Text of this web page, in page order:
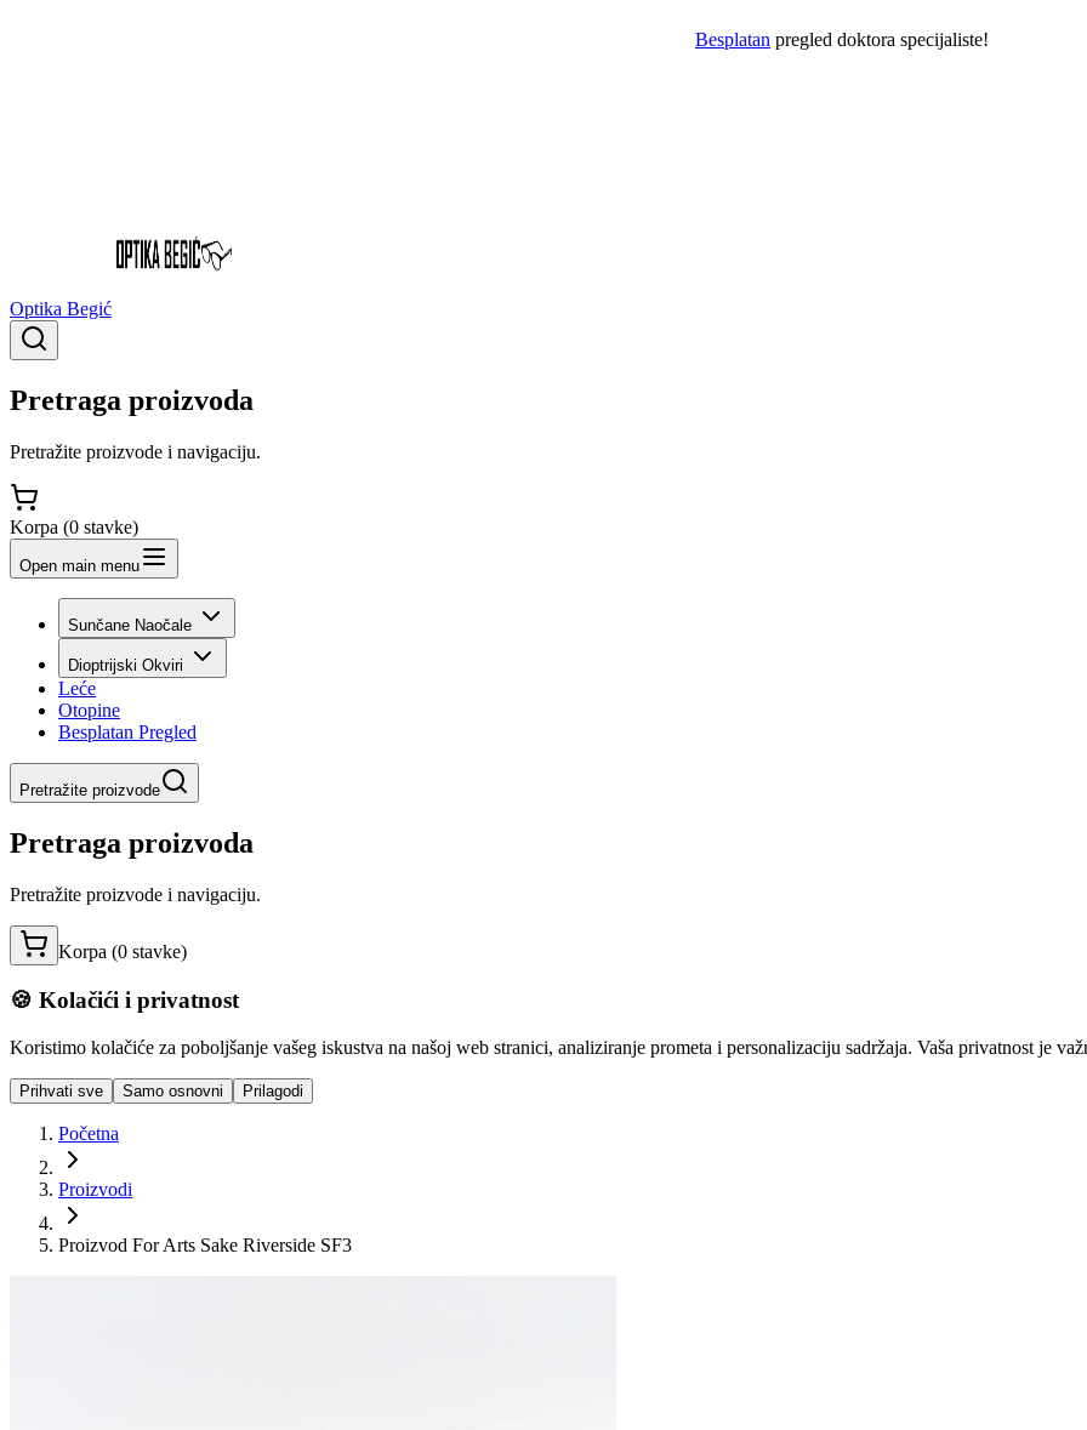
pregled doktora specijaliste!
Optika Begić
Pretraga proizvoda
Pretražite proizvode i navigaciju.
Korpa (0 stavke)
Open main menu
Sunčane Naočale
Dioptrijski Okviri
Leće
Otopine
Besplatan Pregled
Pretražite proizvode
Pretraga proizvoda
Pretražite proizvode i navigaciju.
Korpa (0 stavke)
🍪 Kolačići i privatnost
Koristimo kolačiće za poboljšanje vašeg iskustva na našoj web stranici, analiziranje prometa i personalizaciju sadržaja. Vaša privatnost je
Prihvati sve Samo osnovni Prilagodi
Početna
Proizvodi
Proizvod For Arts Sake Riverside SF3